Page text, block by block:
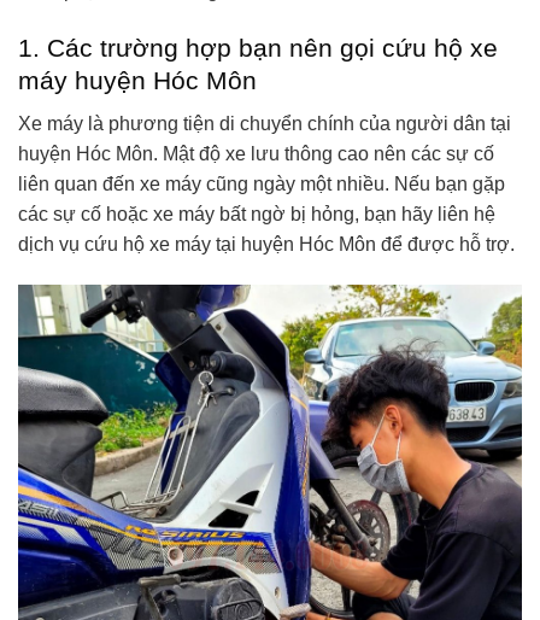
1. Các trường hợp bạn nên gọi cứu hộ xe
máy huyện Hóc Môn
Xe máy là phương tiện di chuyển chính của người dân tại
huyện Hóc Môn. Mật độ xe lưu thông cao nên các sự cố
liên quan đến xe máy cũng ngày một nhiều. Nếu bạn gặp
các sự cố hoặc xe máy bất ngờ bị hỏng, bạn hãy liên hệ
dịch vụ cứu hộ xe máy tại huyện Hóc Môn để được hỗ trợ.